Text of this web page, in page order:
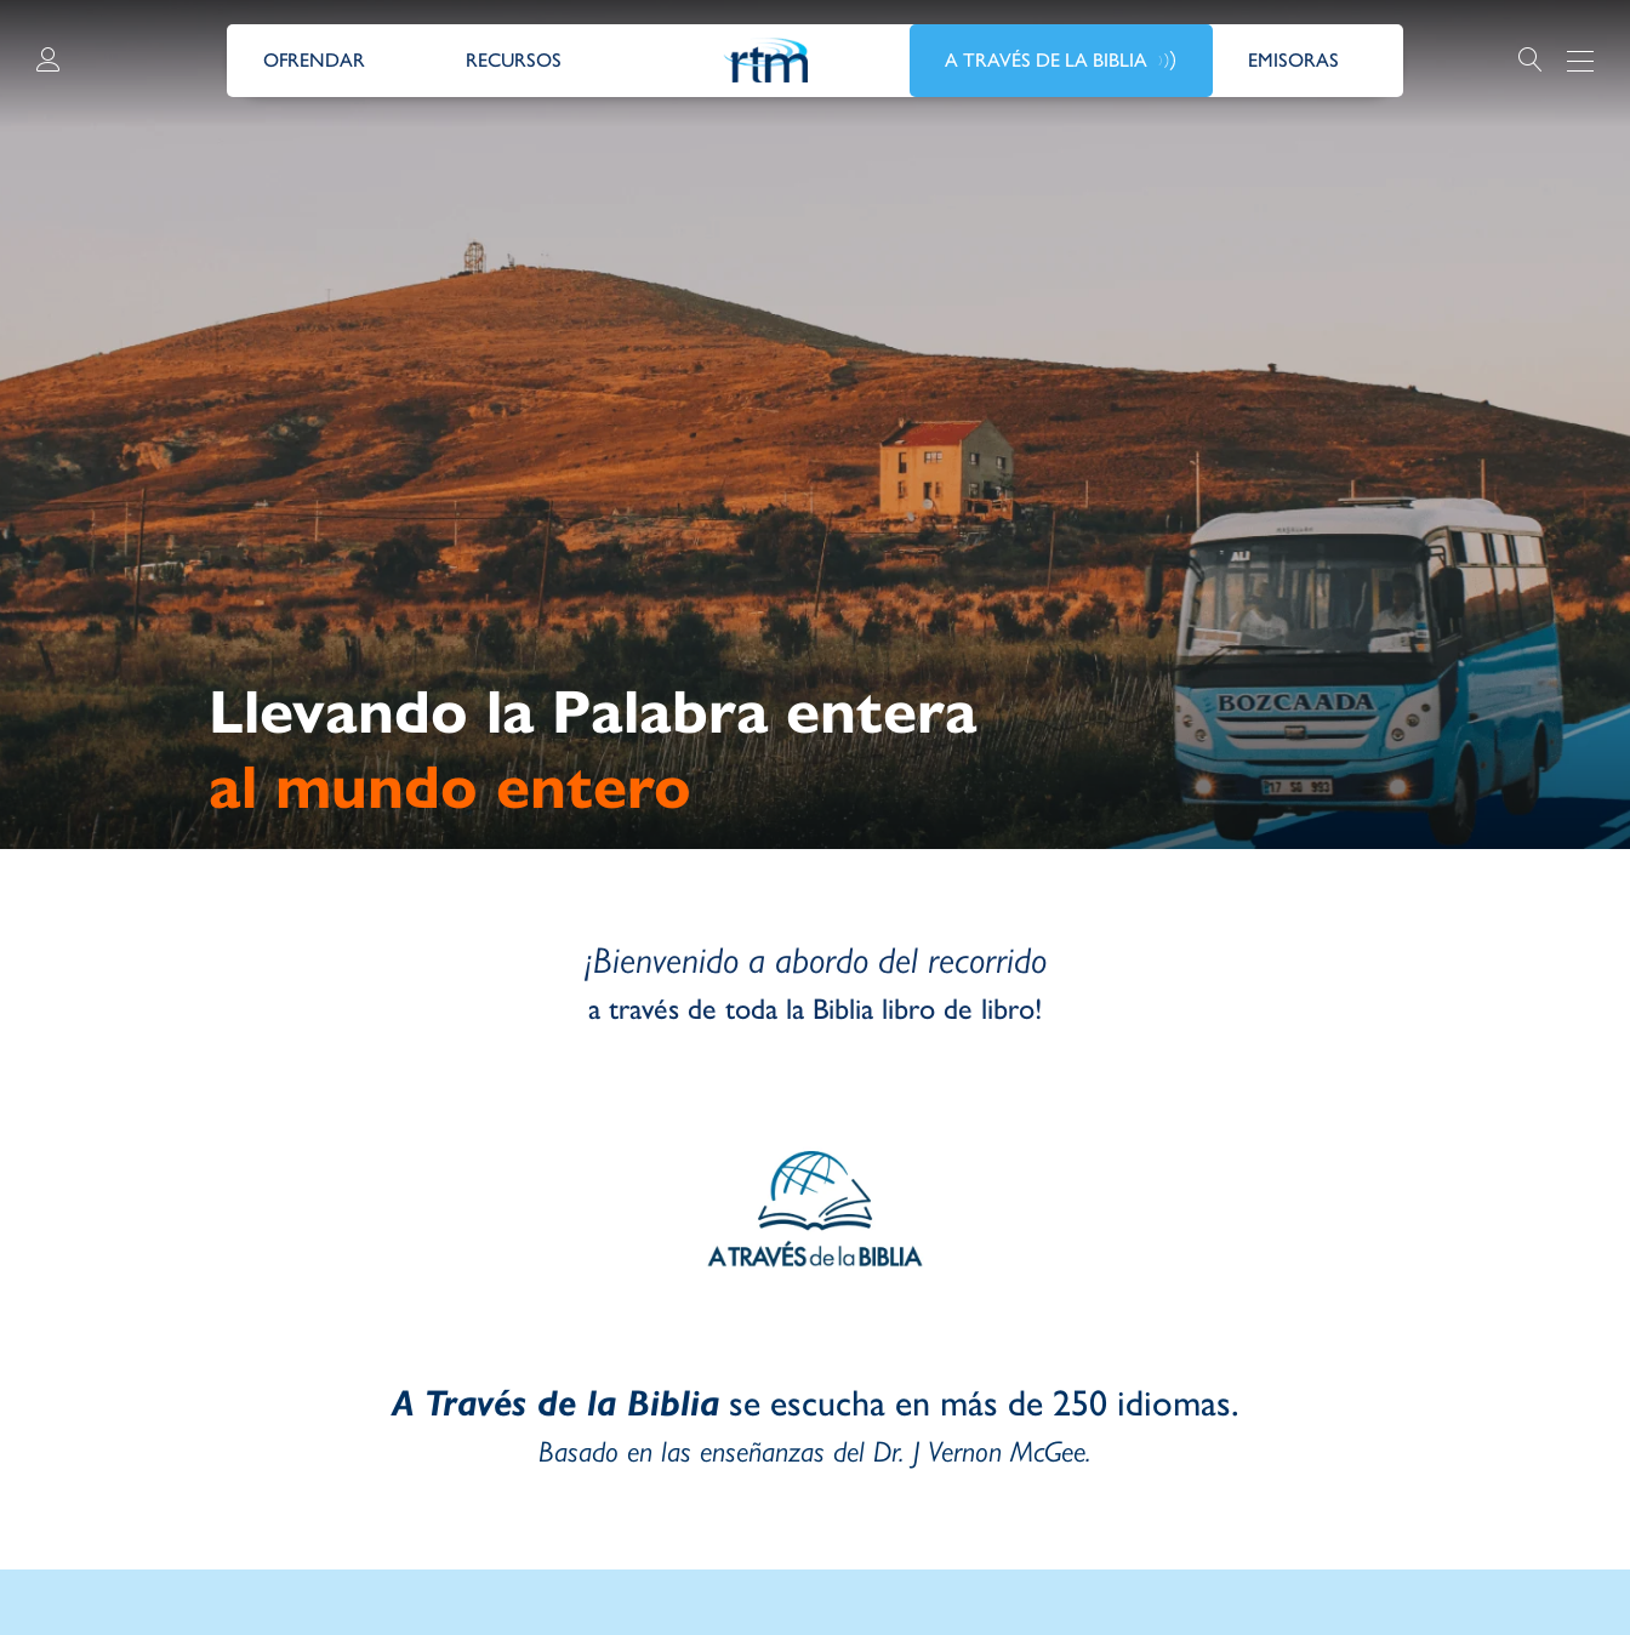
OFRENDAR RECURSOS A TRAVÉS DE LA BIBLIA EMISORAS
Llevando la Palabra entera
al mundo entero
¡Bienvenido a abordo del recorrido
a través de toda la Biblia libro de libro!
A Través de la Bibliase escucha en más de 250 idiomas.
Basado en las enseñanzas del Dr. J Vernon McGee.